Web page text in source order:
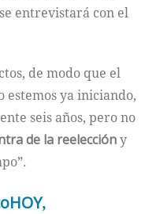
entrevistará con el
de modo que el
ya iniciando,
seis años, pero no
de la reeleccióny
,